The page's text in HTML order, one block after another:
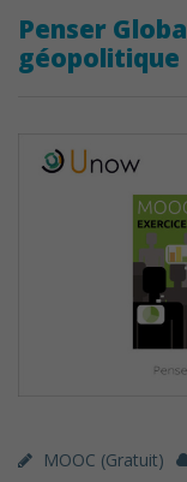
Penser
géopolitique
MOOC (gratuit)